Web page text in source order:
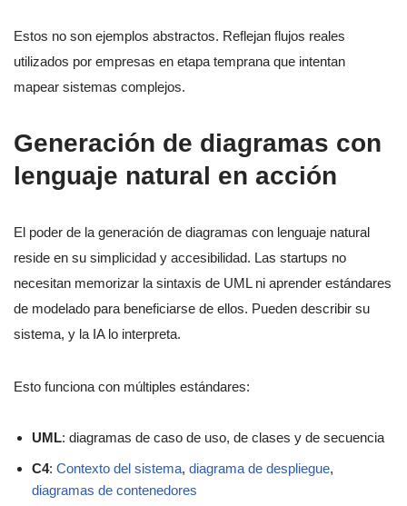
Estos no son ejemplos abstractos. Reflejan flujos reales
utilizados por empresas en etapa temprana que intentan
mapear sistemas complejos.
Generación de diagramas con
lenguaje natural en acción
El poder de la generación de diagramas con lenguaje natural
reside en su simplicidad y accesibilidad. Las startups no
necesitan memorizar la sintaxis de UML ni aprender estándares
de modelado para beneficiarse de ellos. Pueden describir su
sistema, y la IA lo interpreta.
Esto funciona con múltiples estándares:
UML: diagramas de caso de uso, de clases y de secuencia
C4: Contexto del sistema, diagrama de despliegue,
diagramas de contenedores